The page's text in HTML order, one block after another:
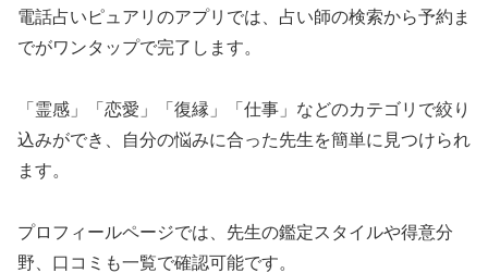
電話占いピュアリのアプリでは、占い師の検索から予約ま
でがワンタップで完了します。
「霊感」「恋愛」「復縁」「仕事」などのカテゴリで絞り
込みができ、自分の悩みに合った先生を簡単に見つけられ
ます。
プロフィールページでは、先生の鑑定スタイルや得意分
野、口コミも一覧で確認可能です。